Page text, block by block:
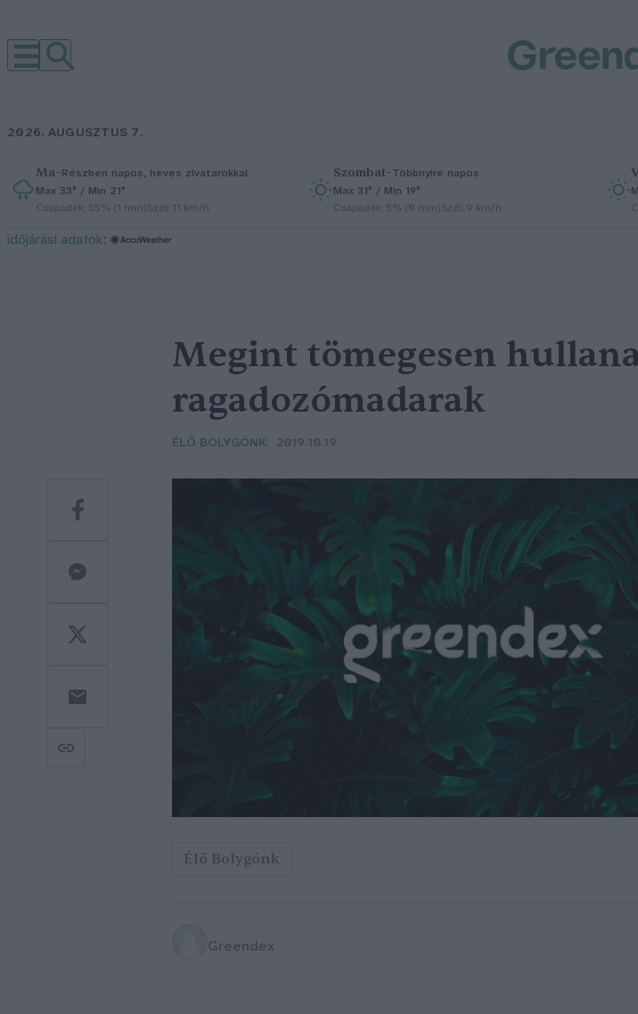
2026. AUGUSZTUS 7.
Ma–Részben napos, heves zivatarokkal
Max 33° / Min 21°
Csapadék: 55% (1 mm)Szél: 11 km/h
Szombat–Többnyire napos
Max 31° / Min 19°
Csapadék: 5% (0 mm)Szél: 9 km/h
időjárási adatok:
Megint tömegesen
ragadozómadarak
ÉLŐ BOLYGÓNK 2019.10.19
Élő Bolygónk
Greendex